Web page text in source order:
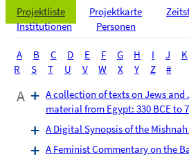
Projektliste Projektkarte
Institutionen
Personen
A B C D E F G H I J K
R
S T U V W X Y Z #
A
A collection of texts on Jews
material from Egypt: 330 BCE to
A Digital Synopsis of the
A Feminist Commentary on the